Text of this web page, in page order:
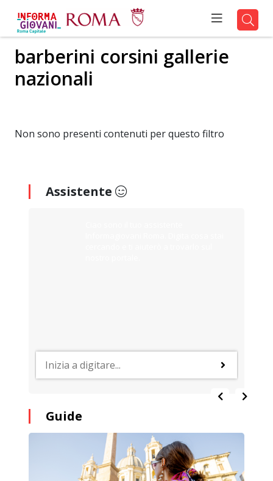
barberini corsini gallerie
nazionali
Non sono presenti contenuti per questo filtro
Assistente
Guide